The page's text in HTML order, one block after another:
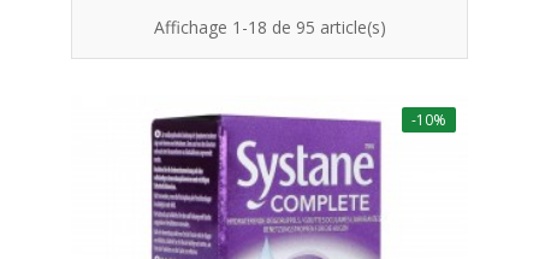
Affichage 1-18 de 95 article(s)
-10%